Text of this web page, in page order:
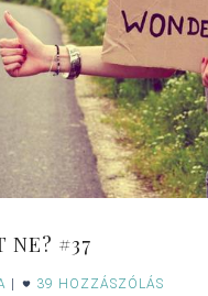
NE? #37
| 39 HOZZÁSZÓLÁS